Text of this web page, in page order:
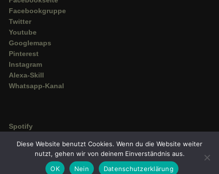
Facebookgruppe
Twitter
Youtube
Googlemaps
Pinterest
Instagram
Alexa-Skill
Whatsapp-Kanal
Spotify
Amazon Music
Diese Website benutzt Cookies. Wenn du die Website weiter
nutzt, gehen wir von deinem Einverständnis aus.
OK
Nein Datenschutzerklärung